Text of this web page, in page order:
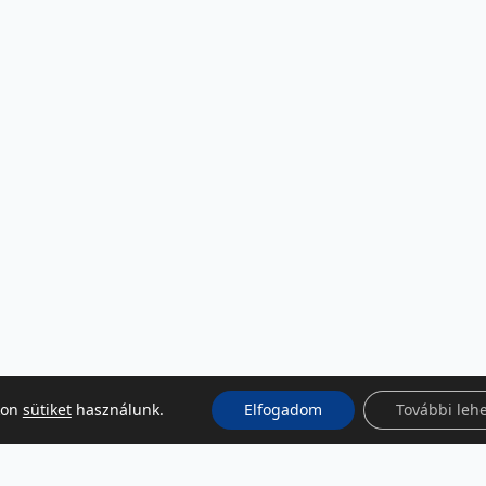
sütikethasználunk. Elfogadom További